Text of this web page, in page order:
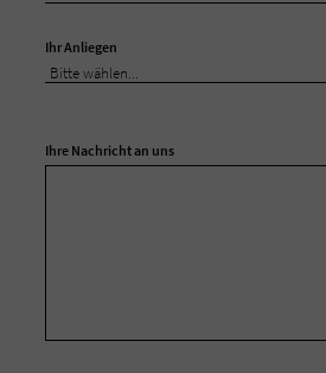
Ihr Anliegen
Ihre Nachricht an uns